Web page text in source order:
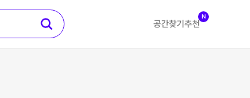
공간찾기 추천
N